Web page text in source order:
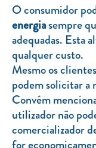
O consumidor
energiasempre
adequadas. Esta
qualquer custo.
Mesmo os
podem solicitar a
Convém
utilizador não
comercializador
for